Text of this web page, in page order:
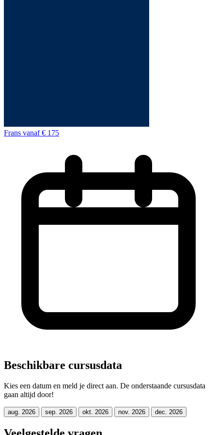
Frans vanaf € 175
Beschikbare cursusdata
Kies een datum en meld je direct aan. De onderstaande cursusdata
gaan altijd door!
aug. 2026 sep. 2026 okt. 2026 nov. 2026 dec. 2026